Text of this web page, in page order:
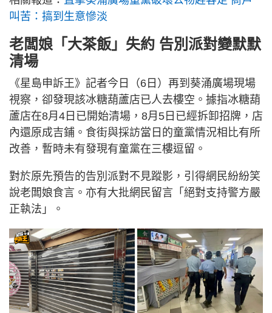
叫苦：搞到生意慘淡
老闆娘「大茶飯」失約 告別派對變默默
清場
《星島申訴王》記者今日（6日）再到葵涌廣場現場
視察，卻發現該冰糖葫蘆店已人去樓空。據指冰糖葫
蘆店在8月4日已開始清場，8月5日已經拆卸招牌，店
內還原成吉鋪。食街與採訪當日的童黨情況相比有所
改善，暫時未有發現有童黨在三樓逗留。
對於原先預告的告別派對不見蹤影，引得網民紛紛笑
說老闆娘食言。亦有大批網民留言「絕對支持警方嚴
正執法」。